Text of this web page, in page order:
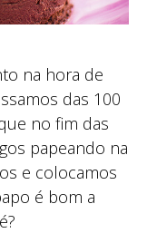
na hora de
das 100
no fim das
papeando na
e colocamos
é bom a